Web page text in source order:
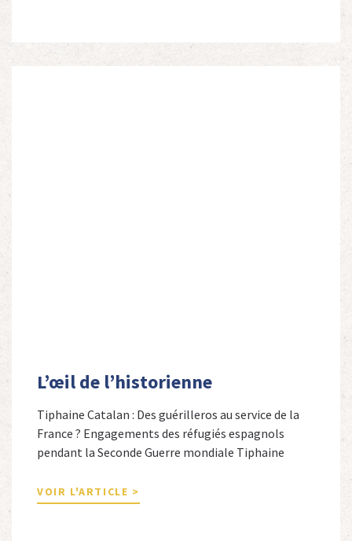
autres […]
L’œil de l’historienne
Tiphaine Catalan : Des guérilleros au service de la
France ? Engagements des réfugiés espagnols
pendant la Seconde Guerre mondiale Tiphaine
secondaire et docteure en études hispaniques. Elle
est spécialiste de l’histoire contemporaine des
VOIR L'ARTICLE >